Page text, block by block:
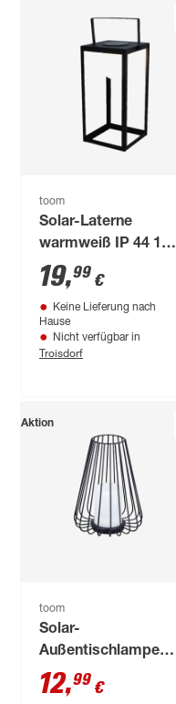
toom
Solar-Laterne
warmweiß IP 44 15 x
30,2 x 15 cm
19,99 €
Keine Lieferung nach
Hause
Nicht verfügbar in
Troisdorf
Aktion
toom
Solar-
Außentischlampe
warmweiß IP 44 18,5
x 25 cm
12,99 €